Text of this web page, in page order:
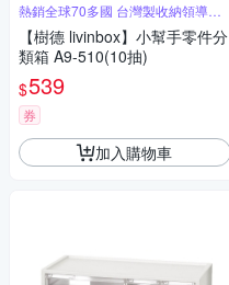
熱銷全球70多國 台灣製收納領導品
牌
【樹德 livinbox】小幫手零件分
類箱 A9-510(10抽)
$539
券
加入購物車